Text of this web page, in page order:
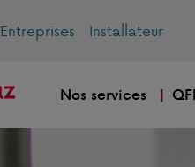
Entreprises Installateur
Nos services